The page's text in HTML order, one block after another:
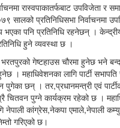
रास्वपाकातर्फबाट उपविजेता र
सालको प्रतिनिधिसभा निर्वाचनमा
भएका पनि प्रतिनिधि रहनेछन् ।
हुने व्यवस्था छ ।
गेष्टहाउस चौरमा हुनेछ भने
। महाधिवेशनका लागि पार्टी सभापति
छन् । तर,प्रधानमन्त्री एवं
चितवन पुग्ने कार्यक्रम रहेको छ ।
कांग्रेस,नेकपा एमाले,नेपाली
गरिएको छ।